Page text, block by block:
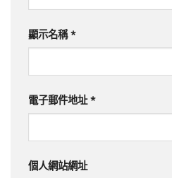
顯示名稱*
電子郵件地址*
個人網站網址